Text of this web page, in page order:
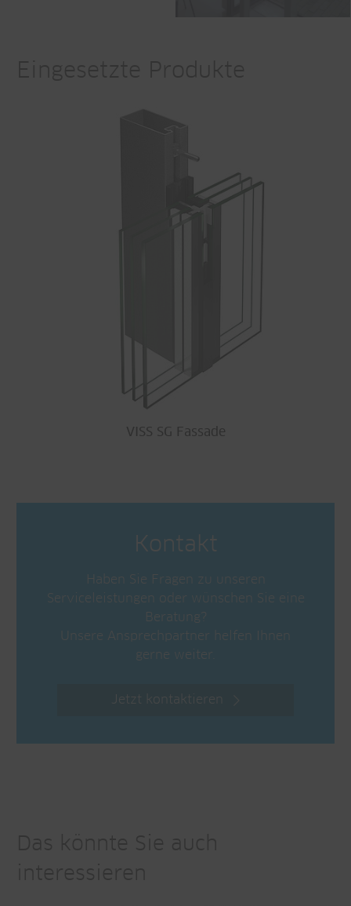
VISS SG Fassade
Kontakt
Haben Sie Fragen zu unseren
Serviceleistungen oder wünschen Sie eine
Beratung?
Unsere Ansprechpartner helfen Ihnen
gerne weiter.
Jetzt kontaktieren